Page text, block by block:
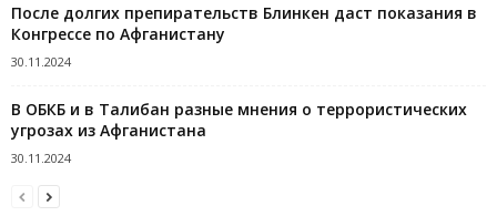
После долгих препирательств Блинкен даст показания в
Конгрессе по Афганистану
30.11.2024
В ОБКБ и в Талибан разные мнения о террористических
угрозах из Афганистана
30.11.2024